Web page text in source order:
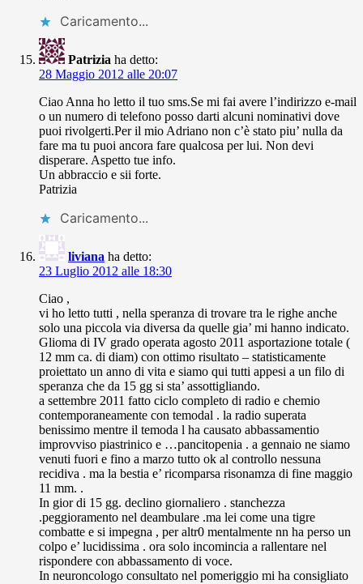
Caricamento...
Patrizia ha detto:
28 Maggio 2012 alle 20:07
Ciao Anna ho letto il tuo sms.Se mi fai avere l’indirizzo e-mail
o un numero di telefono posso darti alcuni nominativi dove
puoi rivolgerti.Per il mio Adriano non c’è stato piu’ nulla da
fare ma tu puoi ancora fare qualcosa per lui. Non devi
disperare. Aspetto tue info.
Un abbraccio e sii forte.
Patrizia
Caricamento...
liviana ha detto:
23 Luglio 2012 alle 18:30
Ciao ,
vi ho letto tutti , nella speranza di trovare tra le righe anche
solo una piccola via diversa da quelle gia’ mi hanno indicato.
Glioma di IV grado operata agosto 2011 asportazione totale (
12 mm ca. di diam) con ottimo risultato – statisticamente
proiettato un anno di vita e siamo qui tutti appesi a un filo di
speranza che da 15 gg si sta’ assottigliando.
a settembre 2011 fatto ciclo completo di radio e chemio
contemporaneamente con temodal . la radio superata
benissimo mentre il temoda l ha causato abbassamentio
improvviso piastrinico e …pancitopenia . a gennaio ne siamo
venuti fuori e fino a marzo tutto ok al controllo nessuna
recidiva . ma la bestia e’ ricomparsa risonamza di fine maggio
11 mm. .
In gior di 15 gg. declino giornaliero . stanchezza
.peggioramento nel deambulare .ma lei come una tigre
combatte e si impegna , per altr0 mentalmente nn ha perso un
colpo e’ lucidissima . ora solo incomincia a rallentare nel
rispondere con abbassamento di voce.
In neuroncologo consultato nel pomeriggio mi ha consigliato